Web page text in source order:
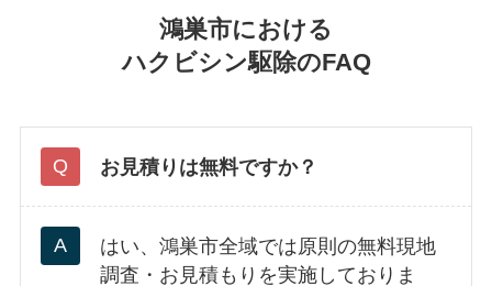
鴻巣市における
ハクビシン駆除のFAQ
お見積りは無料ですか？
はい、鴻巣市全域では原則の無料現地
調査・お見積もりを実施しておりま